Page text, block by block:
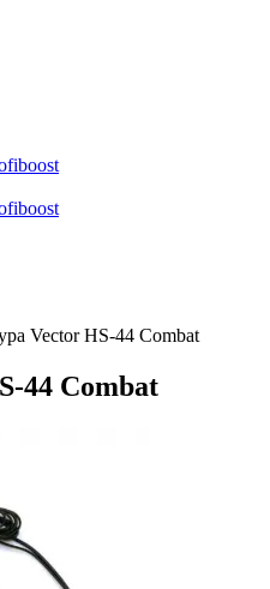
Vector HS-44 Combat
44 Combat